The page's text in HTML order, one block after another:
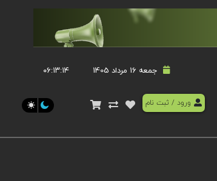
جمعه 16 مرداد 1405 ۰۶:۱۳:۱۵
ورود / ثبت نام